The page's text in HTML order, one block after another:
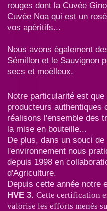
rouges dont la Cuvée
Cuvée Noa qui est un
vos apéritifs...
Nous avons également
Sémillon et le Sauvignon
secs et moëlleux.
Notre particularité est
producteurs authentiques
réalisons l'ensemble des
la mise en bouteille...
De plus, dans un souci
l'environnement nous
depuis 1998 en
d'Agriculture.
Depuis cette année notre
HVE 3. Cette certification
valorise les efforts menés